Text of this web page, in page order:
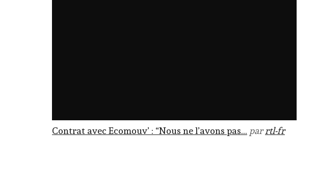
Contrat avec Ecomouv’ : “Nous ne l’avons pas… parrtl-fr